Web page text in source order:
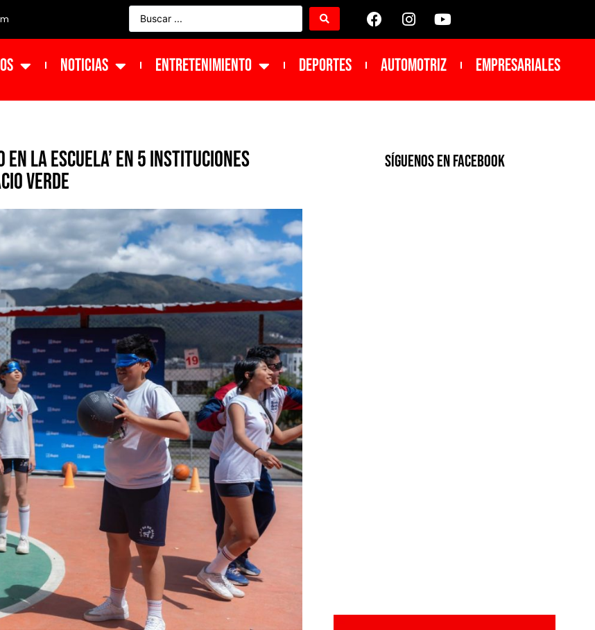
NOTICIAS ENTRETENIMIENTO DEPORTES Automotriz Empresariales
la Escuela’ en 5 instituciones
verde
SíGUENOS EN FACEBOOK